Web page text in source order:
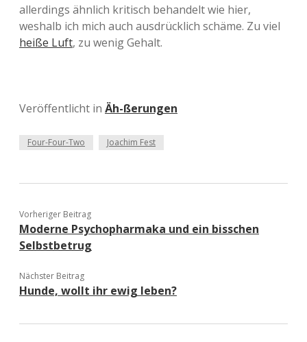
allerdings ähnlich kritisch behandelt wie hier,
weshalb ich mich auch ausdrücklich schäme. Zu viel
heiße Luft, zu wenig Gehalt.
Veröffentlicht in Äh-ßerungen
Four-Four-Two Joachim Fest
Vorheriger Beitrag
Moderne Psychopharmaka und ein bisschen
Selbstbetrug
Nächster Beitrag
Hunde, wollt ihr ewig leben?